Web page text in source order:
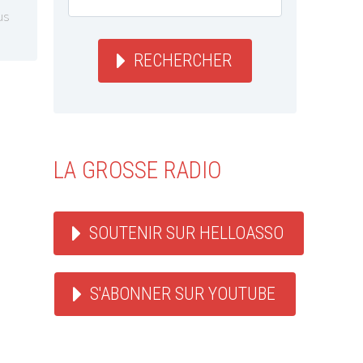
RECHERCHER
LA GROSSE RADIO
SOUTENIR SUR HELLOASSO
S'ABONNER SUR YOUTUBE